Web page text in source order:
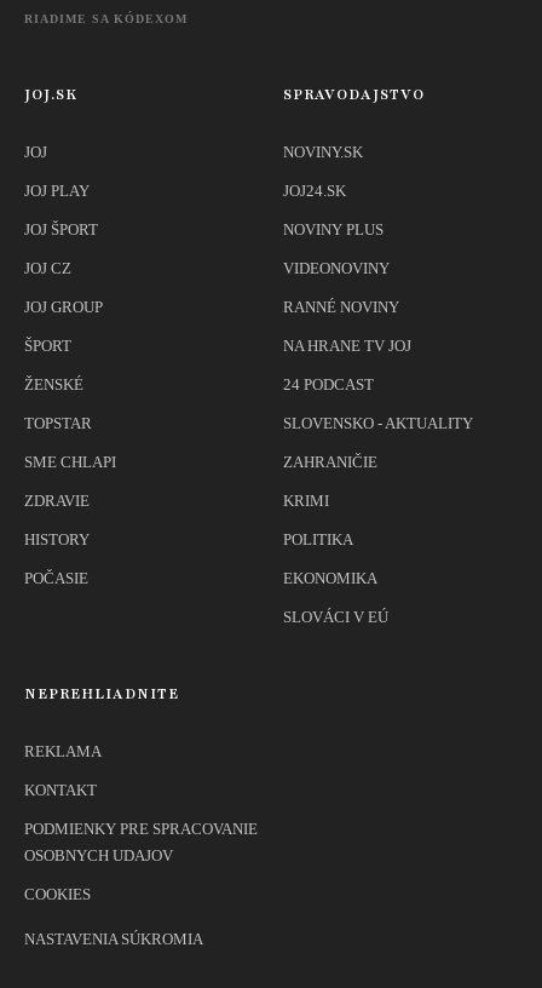
RIADIME SA KÓDEXOM
JOJ.SK
JOJ
JOJ PLAY
JOJ ŠPORT
JOJ CZ
JOJ GROUP
ŠPORT
ŽENSKÉ
TOPSTAR
SME CHLAPI
ZDRAVIE
HISTORY
POČASIE
SPRAVODAJSTVO
NOVINY.SK
JOJ24.SK
NOVINY PLUS
VIDEONOVINY
RANNÉ NOVINY
NA HRANE TV JOJ
24 PODCAST
SLOVENSKO - AKTUALITY
ZAHRANIČIE
KRIMI
POLITIKA
EKONOMIKA
SLOVÁCI V EÚ
NEPREHLIADNITE
REKLAMA
KONTAKT
PODMIENKY PRE SPRACOVANIE
OSOBNYCH UDAJOV
COOKIES
NASTAVENIA SÚKROMIA